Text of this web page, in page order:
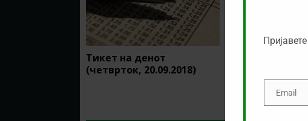
Тикет на денот
(четврток, 20.09.2018)
Тикет на
BE THE FIRST TO COMMENT
EmailEmail